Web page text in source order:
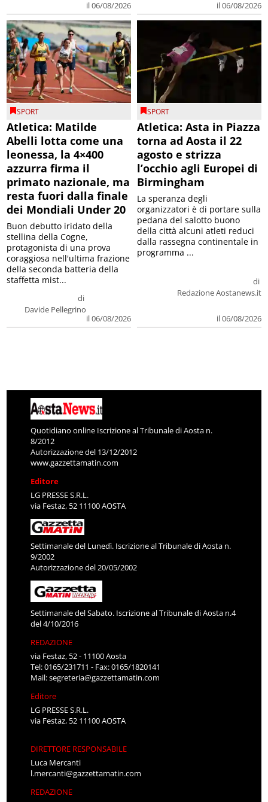
il 06/08/2026
il 06/08/2026
SPORT
Atletica: Matilde
Abelli lotta come una
leonessa, la 4×400
azzurra firma il
primato nazionale, ma
resta fuori dalla finale
dei Mondiali Under 20
di
Davide Pellegrino
il 06/08/2026
Buon debutto iridato della
stellina della Cogne,
protagonista di una prova
coraggiosa nell'ultima frazione
della seconda batteria della
staffetta mist...
SPORT
Atletica: Asta in Piazza
torna ad Aosta il 22
agosto e strizza
l’occhio agli Europei di
Birmingham
di
Redazione Aostanews.it
il 06/08/2026
La speranza degli
organizzatori è di portare sulla
pedana del salotto buono
della città alcuni atleti reduci
dalla rassegna continentale in
programma ...
Quotidiano online Iscrizione al Tribunale di Aosta n.
8/2012
Autorizzazione del 13/12/2012
www.gazzettamatin.com
Editore
LG PRESSE S.R.L.
via Festaz, 52 11100 AOSTA
Settimanale del Lunedì. Iscrizione al Tribunale di Aosta n.
9/2002
Autorizzazione del 20/05/2002
Settimanale del Sabato. Iscrizione al Tribunale di Aosta n.4
del 4/10/2016
REDAZIONE
via Festaz, 52 - 11100 Aosta
Tel: 0165/231711 - Fax: 0165/1820141
Mail:segreteria@gazzettamatin.com
Editore
LG PRESSE S.R.L.
via Festaz, 52 11100 AOSTA
DIRETTORE RESPONSABILE
Luca Mercanti
l.mercanti@gazzettamatin.com
REDAZIONE